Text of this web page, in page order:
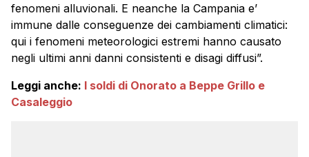
fenomeni alluvionali. E neanche la Campania e’
immune dalle conseguenze dei cambiamenti climatici:
qui i fenomeni meteorologici estremi hanno causato
negli ultimi anni danni consistenti e disagi diffusi”.
Leggi anche: I soldi di Onorato a Beppe Grillo e
Casaleggio